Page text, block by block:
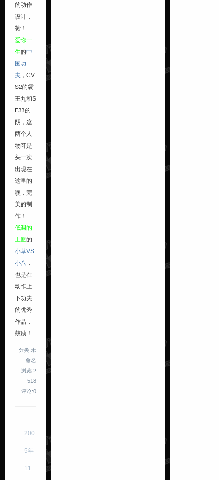
的动作
设计，
赞！
爱你一
生的中
国功
夫 ，CV
S2的霸
王丸和S
F33的
阴，这
两个人
物可是
头一次
出现在
这里的
噢，完
美的制
作！
低调的
土匪的
小草VS
小八 ，
也是在
动作上
下功夫
的优秀
作品，
鼓励！
分类:未
命名
浏览:2
518
评论:0
200
5年
11